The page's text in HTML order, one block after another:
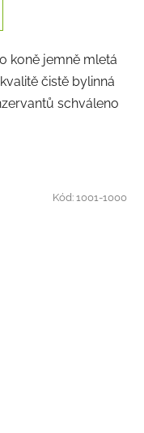
koně jemně mletá
čistě bylinná
schváleno
Kód:1001-1000